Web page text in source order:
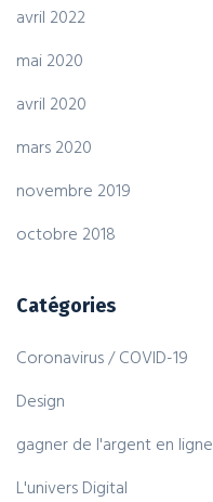
avril 2022
mai 2020
avril 2020
mars 2020
novembre 2019
octobre 2018
Catégories
Coronavirus / COVID-19
Design
gagner de l'argent en ligne
L'univers Digital